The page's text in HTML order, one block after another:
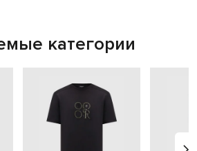
категории